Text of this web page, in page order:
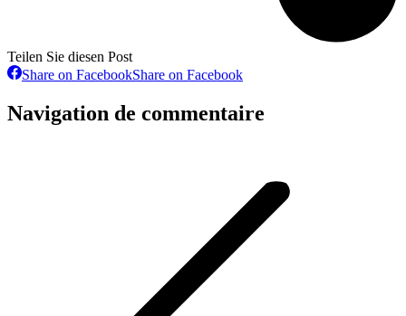
Teilen Sie diesen Post
Share on FacebookShare on Facebook
Navigation de commentaire